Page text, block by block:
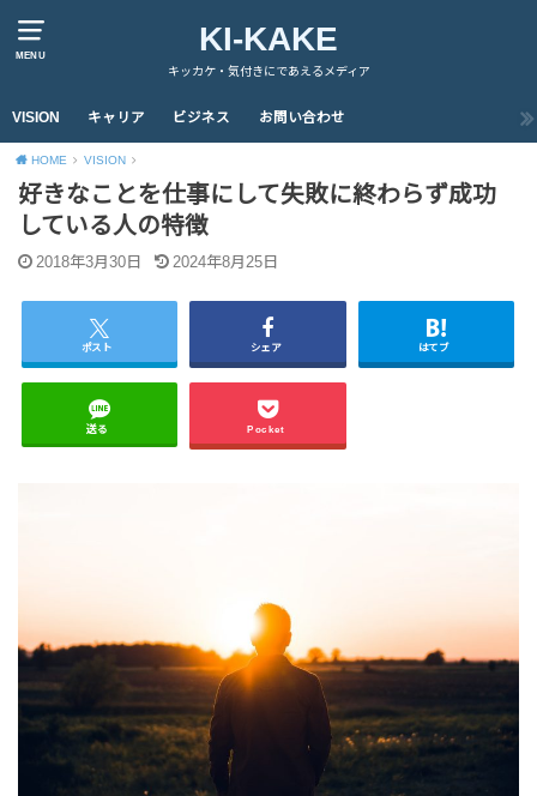
MENU KI-KAKE
キッカケ・気付きにであえるメディア
VISION キャリア ビジネス お問い合わせ
HOME VISION
好きなことを仕事にして失敗に終わらず成功
している人の特徴
2018年3月30日 2024年8月25日
ポスト シェア はてブ
送る Pocket